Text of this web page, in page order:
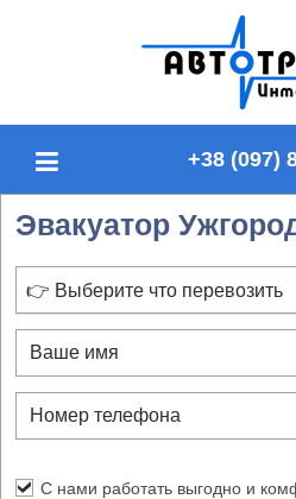
+38 (097)
Эвакуатор
👉 Выберите что перевозить
С нами работать выгодно и